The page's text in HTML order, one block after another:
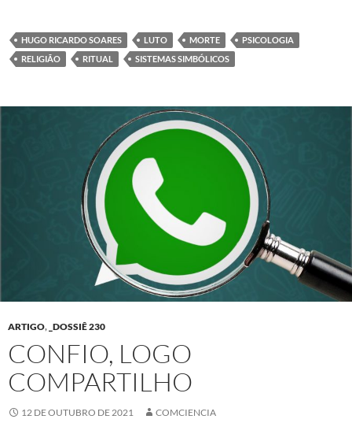
HUGO RICARDO SOARES LUTO MORTE
PSICOLOGIA
RELIGIÃO
RITUAL SISTEMAS SIMBÓLICOS
ARTIGO, _DOSSIÊ 230
CONFIO, LOGO
COMPARTILHO
12 DE OUTUBRO DE 2021 COMCIENCIA